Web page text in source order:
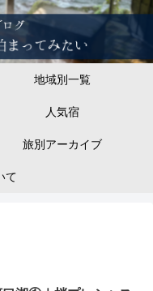
地域別一覧
人気宿
旅別アーカイブ
て